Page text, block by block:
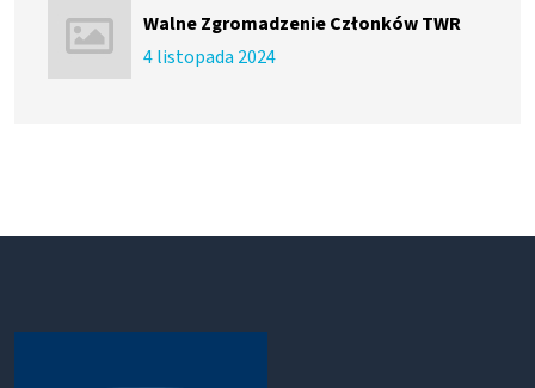
Walne Zgromadzenie Członków TWR
4 listopada 2024